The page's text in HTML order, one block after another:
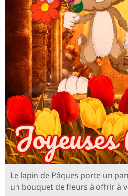
Le lapin de Pâques porte un
un bouquet de fleurs à offrir à